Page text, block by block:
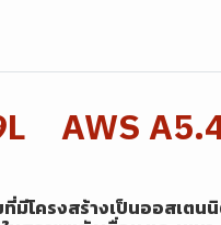
AWS
โครงสร้างเป็นออสเตน